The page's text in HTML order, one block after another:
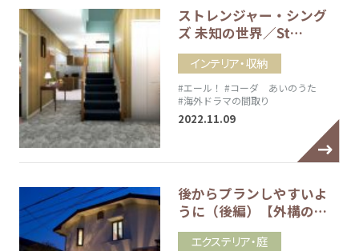
ストレンジャー・シング
ズ 未知の世界／St…
インテリア・収納
#エール！ #コーダ あいのうた
#海外ドラマの間取り
2022.11.09
後からプランしやすいよ
うに（後編）【外構の…
エクステリア・庭